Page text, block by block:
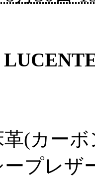
(カー
プレザ